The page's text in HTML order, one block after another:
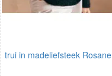
trui in madeliefsteek Rosane